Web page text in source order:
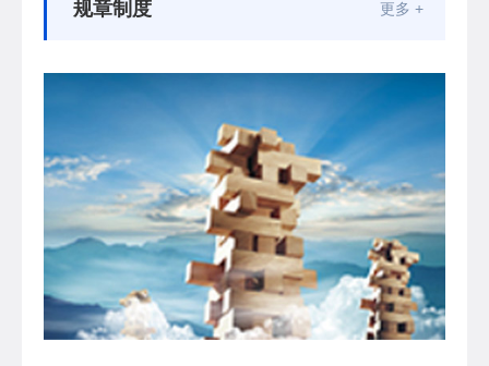
规章制度 更多 +